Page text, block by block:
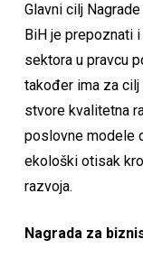
Glavni cilj
BiH je prepoznati
sektora u pravcu
također ima za
stvore kvalitetna
poslovne modele
ekološki otisak
razvoja.
Nagrada za